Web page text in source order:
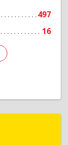
497
16